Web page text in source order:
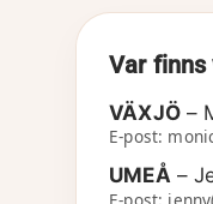
Var finns
VÄXJÖ–
E-post:
UMEÅ –